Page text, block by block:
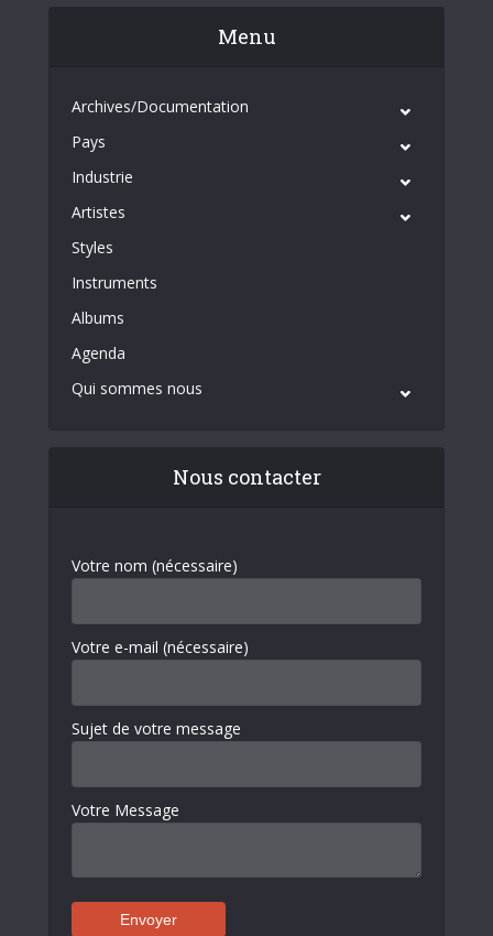
Menu
Archives/Documentation
Pays
Industrie
Artistes
Styles
Instruments
Albums
Agenda
Qui sommes nous
Nous contacter
Votre nom (nécessaire)
Votre e-mail (nécessaire)
Sujet de votre message
Votre Message